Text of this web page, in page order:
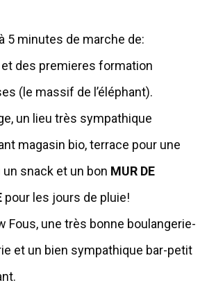
5 minutes de marche de:
des premieres formation
(le massif de l’éléphant).
un lieu très sympathique
magasin bio, terrace pour une
un snack et un bon MUR DE
pour les jours de pluie!
Fous, une très bonne boulangerie-
et un bien sympathique bar-petit